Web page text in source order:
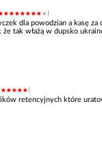
dla powodzian a kasę za
tak włażą w dupsko
retencyjnych które